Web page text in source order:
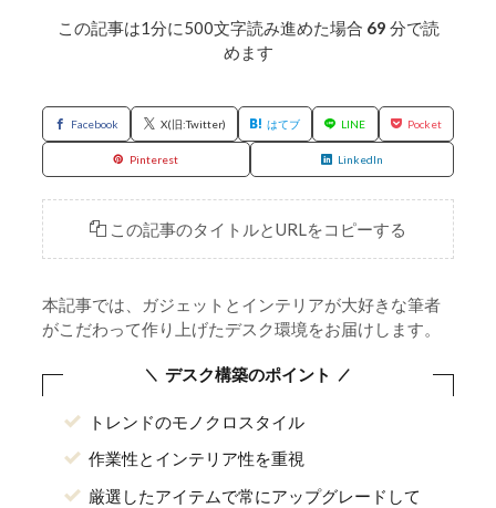
この記事は1分に500文字読み進めた場合 69 分で読
めます
Facebook X(旧:Twitter) はてブ LINE Pocket
Pinterest LinkedIn
この記事のタイトルとURLをコピーする
本記事では、ガジェットとインテリアが大好きな筆者
がこだわって作り上げたデスク環境をお届けします。
デスク構築のポイント
トレンドのモノクロスタイル
作業性とインテリア性を重視
厳選したアイテムで常にアップグレードして